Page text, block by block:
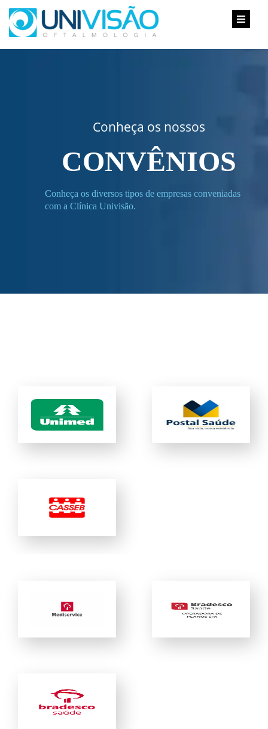
Conheça os nossos
CONVÊNIOS
Conheça os diversos tipos de empresas conveniadas
com a Clínica Univisão.